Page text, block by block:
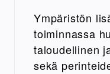
Ympäristön
toiminnassa
taloudellinen
sekä